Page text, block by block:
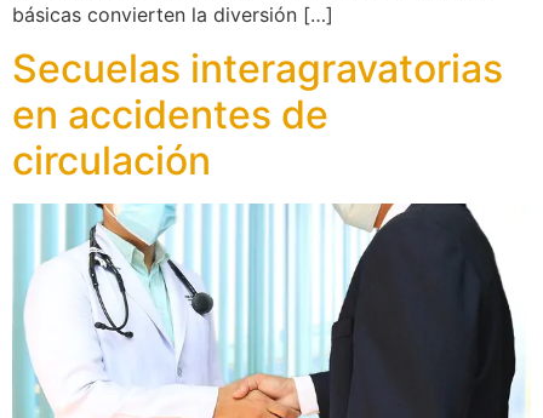
básicas convierten la diversión […]
Secuelas interagravatorias
en accidentes de
circulación